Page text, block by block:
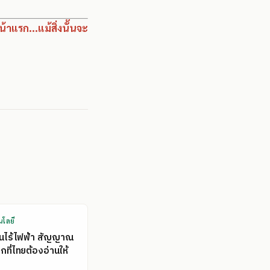
าแรก...แม้สิ่งนั้นจะ
โลยี
ไร้ไฟฟ้า สัญญาณ
ที่ไทยต้องอ่านให้